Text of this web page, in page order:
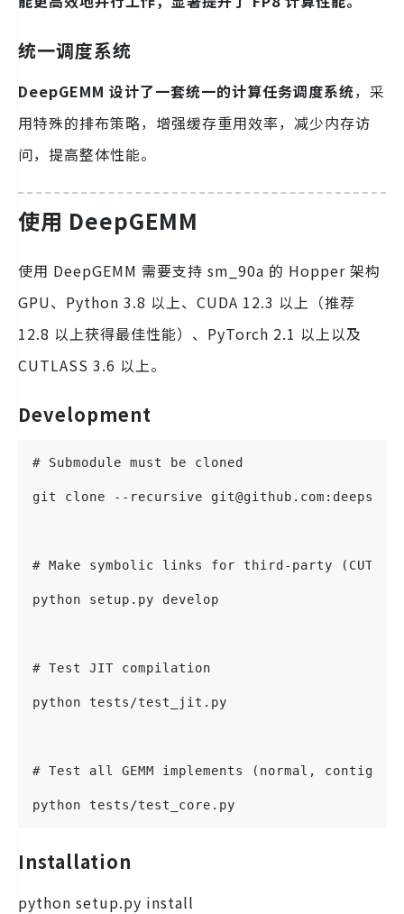
统一调度系统
DeepGEMM 设计了一套统一的计算任务调度系统，采
用特殊的排布策略，增强缓存重用效率，减少内存访
问，提高整体性能。
使用 DeepGEMM
使用 DeepGEMM 需要支持 sm_90a 的 Hopper 架构
GPU、Python 3.8 以上、CUDA 12.3 以上（推荐
12.8 以上获得最佳性能）、PyTorch 2.1 以上以及
CUTLASS 3.6 以上。
Development
# Submodule must be cloned
git clone --recursive git@github.com:deepseek-
# Make symbolic links for third-party
python setup.py develop
# Test JIT compilation
python tests/test_jit.py
# Test all GEMM implements (normal,
python tests/test_core.py
Installation
python setup.py install